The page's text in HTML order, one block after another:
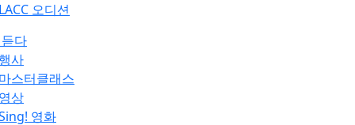
LACC 오디션
다
행사
마스터클래스
영상
영화